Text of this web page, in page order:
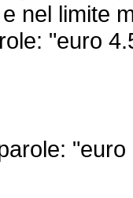
nel limite
"euro